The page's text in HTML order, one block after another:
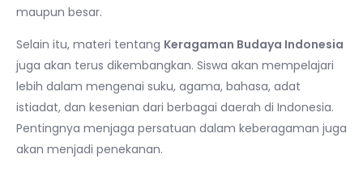
maupun besar.
Selain itu, materi tentang Keragaman Budaya Indonesia
juga akan terus dikembangkan. Siswa akan mempelajari
lebih dalam mengenai suku, agama, bahasa, adat
istiadat, dan kesenian dari berbagai daerah di Indonesia.
Pentingnya menjaga persatuan dalam keberagaman juga
akan menjadi penekanan.